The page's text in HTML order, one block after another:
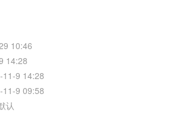
10:46
14:28
11-9 14:28
11-9 09:58
认